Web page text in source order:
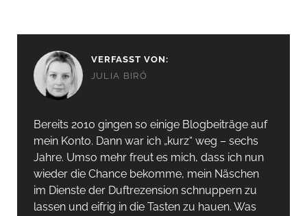
VERFASST VON:
JULIA BIRÓ
Bereits 2010 gingen so einige Blogbeiträge auf
mein Konto. Dann war ich „kurz“ weg – sechs
Jahre. Umso mehr freut es mich, dass ich nun
wieder die Chance bekomme, mein Näschen
im Dienste der Duftrezension schnuppern zu
lassen und eifrig in die Tasten zu hauen. Was